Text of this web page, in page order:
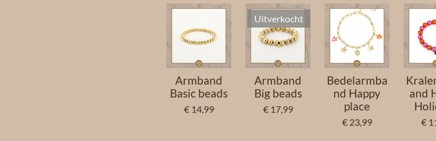
n
Armband
Basic beads
€ 14,99
Uitverkocht
Armband
Big beads
€ 17,99
Bedelarmba
nd Happy
place
€ 23,99
and
€